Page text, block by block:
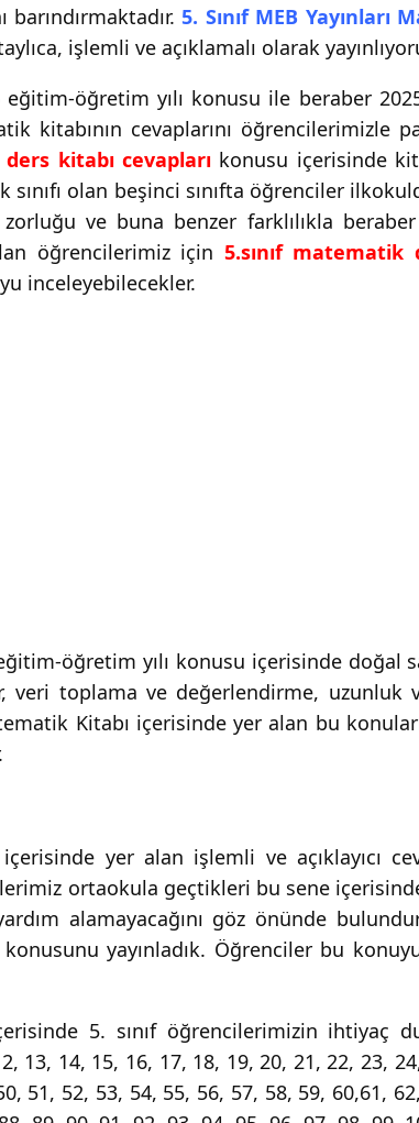
barındırmaktadır.5. Sınıf MEB Yayınları
işlemli ve açıklamalı olarak
eğitim-öğretim yılı konusu ile beraber
kitabının cevaplarını öğrencilerimizle
kitabı cevaplarıkonusu içerisinde
olan beşinci sınıfta öğrenciler
ve buna benzer farklılıkla beraber
öğrencilerimiz için 5.sınıf matematik
inceleyebilecekler.
öğretim yılı konusu içerisinde doğal
veri toplama ve değerlendirme, uzunluk
Kitabı içerisinde yer alan bu
yer alan işlemli ve açıklayıcı
ortaokula geçtikleri bu sene
alamayacağını göz önünde
konusunu yayınladık. Öğrenciler bu
5. sınıf öğrencilerimizin ihtiyaç
13, 14, 15, 16, 17, 18, 19, 20, 21, 22, 23,
51, 52, 53, 54, 55, 56, 57, 58, 59, 60,61,